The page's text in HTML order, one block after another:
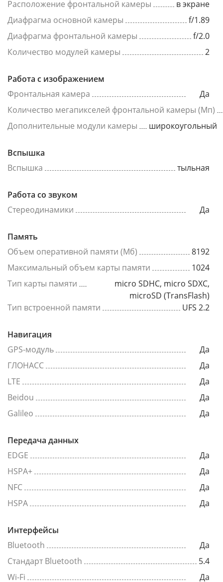
Расположение фронтальной камеры
в экране
Диафрагма основной камеры
f/1.89
Диафрагма фронтальной камеры
f/2.0
Количество модулей камеры
2
Работа с изображением
Фронтальная камера
Да
Количество мегапикселей фронтальной камеры (Мп)
Дополнительные модули камеры
широкоугольный
Вспышка
Вспышка
тыльная
Работа со звуком
Стереодинамики
Да
Память
Объем оперативной памяти (Мб)
8192
Максимальный объем карты памяти
1024
Тип карты памяти
micro SDHC, micro SDXC,
microSD (TransFlash)
Тип встроенной памяти
UFS 2.2
Навигация
GPS-модуль
Да
ГЛОНАСС
Да
LTE
Да
Beidou
Да
Galileo
Да
Передача данных
EDGE
Да
HSPA+
Да
NFC
Да
HSPA
Да
Интерфейсы
Bluetooth
Да
Стандарт Bluetooth
5.4
Wi-Fi
Да